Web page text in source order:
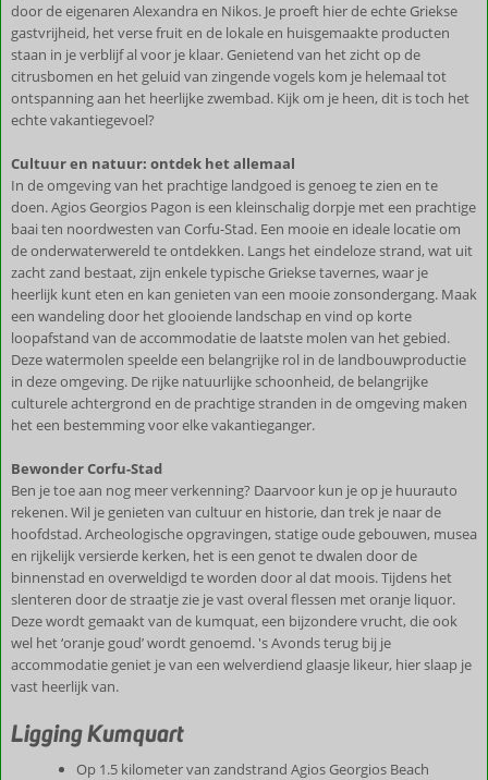
door de eigenaren Alexandra en Nikos. Je proeft hier de echte Griekse
gastvrijheid, het verse fruit en de lokale en huisgemaakte producten
staan in je verblijf al voor je klaar. Genietend van het zicht op de
citrusbomen en het geluid van zingende vogels kom je helemaal tot
ontspanning aan het heerlijke zwembad. Kijk om je heen, dit is toch het
echte vakantiegevoel?
Cultuur en natuur: ontdek het allemaal
In de omgeving van het prachtige landgoed is genoeg te zien en te
doen. Agios Georgios Pagon is een kleinschalig dorpje met een prachtige
baai ten noordwesten van Corfu-Stad. Een mooie en ideale locatie om
de onderwaterwereld te ontdekken. Langs het eindeloze strand, wat uit
zacht zand bestaat, zijn enkele typische Griekse tavernes, waar je
heerlijk kunt eten en kan genieten van een mooie zonsondergang. Maak
een wandeling door het glooiende landschap en vind op korte
loopafstand van de accommodatie de laatste molen van het gebied.
Deze watermolen speelde een belangrijke rol in de landbouwproductie
in deze omgeving. De rijke natuurlijke schoonheid, de belangrijke
culturele achtergrond en de prachtige stranden in de omgeving maken
het een bestemming voor elke vakantieganger.
Bewonder Corfu-Stad
Ben je toe aan nog meer verkenning? Daarvoor kun je op je huurauto
rekenen. Wil je genieten van cultuur en historie, dan trek je naar de
hoofdstad. Archeologische opgravingen, statige oude gebouwen, musea
en rijkelijk versierde kerken, het is een genot te dwalen door de
binnenstad en overweldigd te worden door al dat moois. Tijdens het
slenteren door de straatje zie je vast overal flessen met oranje liquor.
Deze wordt gemaakt van de kumquat, een bijzondere vrucht, die ook
wel het ‘oranje goud’ wordt genoemd. 's Avonds terug bij je
accommodatie geniet je van een welverdiend glaasje likeur, hier slaap je
vast heerlijk van.
Ligging Kumquart
Op 1.5 kilometer van zandstrand Agios Georgios Beach